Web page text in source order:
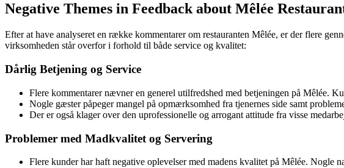
Negative Themes in Feedback about Mêlée
Efter at have analyseret en række kommentarer om restauranten Mêlée, er der flere
virksomheden står overfor i forhold til både service og kvalitet:
Dårlig Betjening og Service
Flere kommentarer nævner en generel utilfredshed med betjeningen på Mêlée.
Nogle gæster påpeger mangel på opmærksomhed fra tjenernes side samt
Der er også klager over den uprofessionelle og arrogant attitude fra visse
Problemer med Madkvalitet og Servering
Flere kunder har haft negative oplevelser med madens kvalitet på Mêlée. Nogle